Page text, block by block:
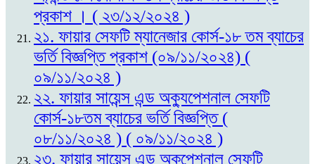
প্রকাশ । ( ২৩/১২/২০২৪ )
২১. ফায়ার সেফটি ম্যানেজার কোর্স-১৮ তম ব্যাচের
ভর্তি বিজ্ঞপ্তি প্রকাশ (০৯/১১/২০২৪) (
০৯/১১/২০২৪ )
২২. ফায়ার সায়েন্স এন্ড অক্যুপেশনাল সেফটি
কোর্স-১৮তম ব্যাচের ভর্তি বিজ্ঞপ্তি (
০৮/১১/২০২৪ ) ( ০৯/১১/২০২৪ )
২৩. ফায়ার সায়েন্স এন্ড অকুপেশনাল সেফটি